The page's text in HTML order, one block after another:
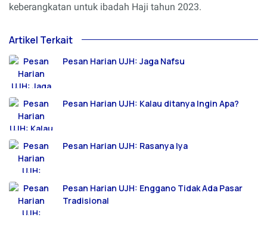
keberangkatan untuk ibadah Haji tahun 2023.
Artikel Terkait
Pesan Harian UJH: Jaga Nafsu
Pesan Harian UJH: Kalau ditanya Ingin Apa?
Pesan Harian UJH: Rasanya Iya
Pesan Harian UJH: Enggano Tidak Ada Pasar
Tradisional